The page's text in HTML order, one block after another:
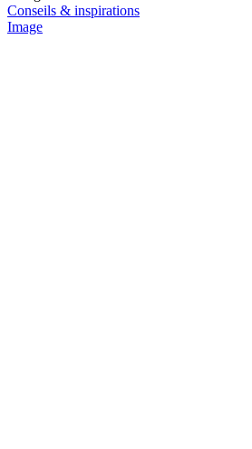
Conseils & inspirations
Image